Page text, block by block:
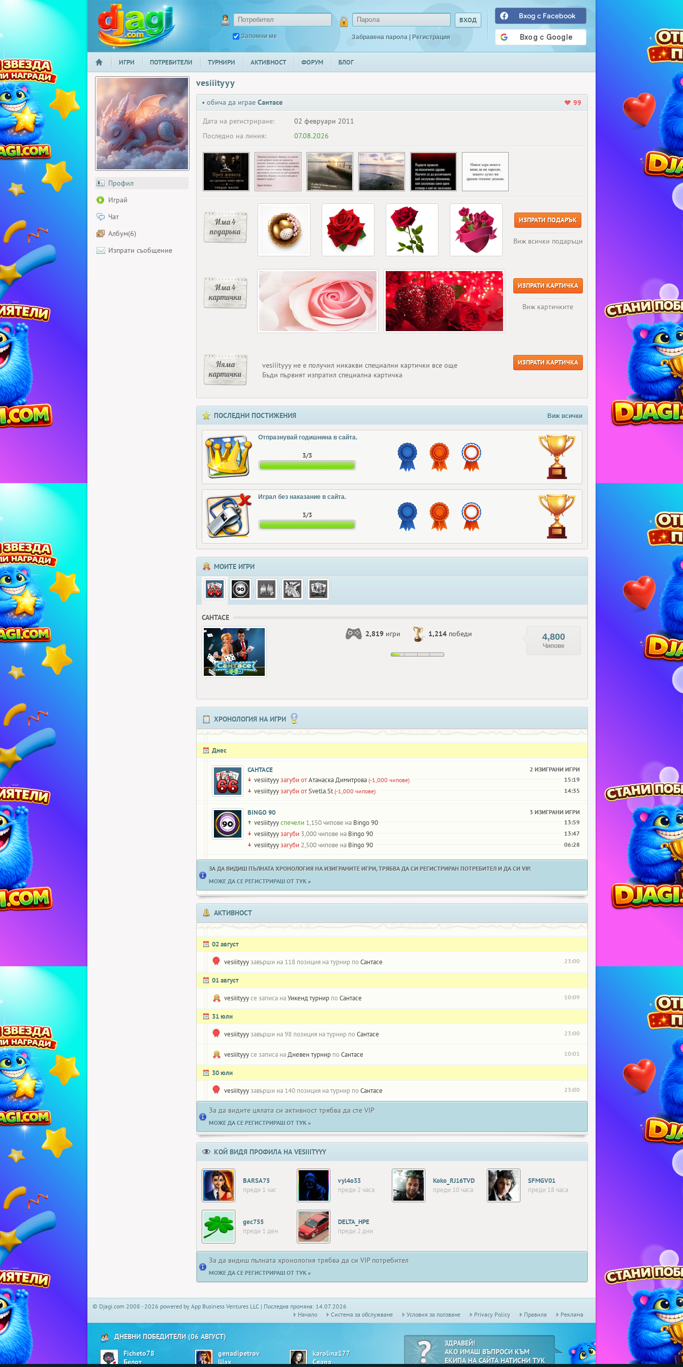
djagi.com
Запомни ме Забравена парола | Регистрация
Вход с Facebook
НАЧАЛО
ИГРИ ПОТРЕБИТЕЛИ ТУРНИРИ АКТИВНОСТ ФОРУМ БЛОГ
Профил
Играй
Чат
Албум(6)
Изпрати съобщение
vesiiityyy
• обича да играе Сантасе
99
Дата на регистриране:
02 февруари 2011
Последно на линия:
07.08.2026
Има 4
подаръка
ИЗПРАТИ ПОДАРЪК
Виж всички подаръци
Има 4
картички
ИЗПРАТИ КАРТИЧКА
Виж картичките
Няма
картички
vesiiityyy не е получил никакви специални картички все още
Бъди първият изпратил специална картичка
ИЗПРАТИ КАРТИЧКА
ПОСЛЕДНИ ПОСТИЖЕНИЯ Виж всички
Отпразнувай годишнина в сайта.
3/3
Играл без наказание в сайта.
3/3
МОИТЕ ИГРИ
САНТАСЕ
2,819 игри 1,214 победи 4,800
Чипове
ХРОНОЛОГИЯ НА ИГРИ
Днес
САНТАСЕ 2 ИЗИГРАНИ ИГРИ
vesiiityyyзагуби отАтанаска Димитрова (-1,000 чипове) 15:19
vesiiityyyзагуби отSvetla.St (-1,000 чипове) 14:35
BINGO 90 3 ИЗИГРАНИ ИГРИ
vesiiityyyспечели 1,150 чипове на Bingo 90 13:59
vesiiityyyзагуби 3,000 чипове на Bingo 90 13:47
vesiiityyyзагуби 2,500 чипове на Bingo 90 06:28
ЗА ДА ВИДИШ ПЪЛНАТА ХРОНОЛОГИЯ НА ИЗИГРАНИТЕ ИГРИ, ТРЯБВА ДА СИ РЕГИСТРИРАН ПОТРЕБИТЕЛ И ДА СИ VIP.
МОЖЕ ДА СЕ РЕГИСТРИРАШ ОТ ТУК »
АКТИВНОСТ
02 август
vesiiityyyзавърши на 118 позиция на турнир поСантасе 23:00
01 август
vesiiityyyсе записа наУикенд турнир поСантасе 10:09
31 юли
vesiiityyyзавърши на 98 позиция на турнир поСантасе 23:00
vesiiityyyсе записа наДневен турнир поСантасе 10:01
30 юли
vesiiityyyзавърши на 140 позиция на турнир поСантасе 23:00
За да видите цялата си активност трябва да сте VIP
МОЖЕ ДА СЕ РЕГИСТРИРАШ ОТ ТУК »
КОЙ ВИДЯ ПРОФИЛА НА VESIIITYYY
BARSA75
преди 1 час
vyl4o33
преди 2 часа
Koko_RJ16TVD
преди 10 часа
SFMGV01
преди 18 часа
gec755
преди 1 ден
DELTA_HPE
преди 2 дни
За да видиш пълната хронология трябва да си VIP потребител
МОЖЕ ДА СЕ РЕГИСТРИРАШ ОТ ТУК »
© Djagi.com 2008 - 2026 powered by App Business Ventures LLC | Последна промяна: 14.07.2026
Начало
Системa за обслужване Условия за ползване Privacy Policy Правила Реклама
ДНЕВНИ ПОБЕДИТЕЛИ (06 АВГУСТ)
Ficheto78
Белот
genadipetrov
Шах
karolina177
Свара
ЗДРАВЕЙ!
АКО ИМАШ ВЪПРОСИ КЪМ
ЕКИПА НА САЙТА НАТИСНИ ТУК